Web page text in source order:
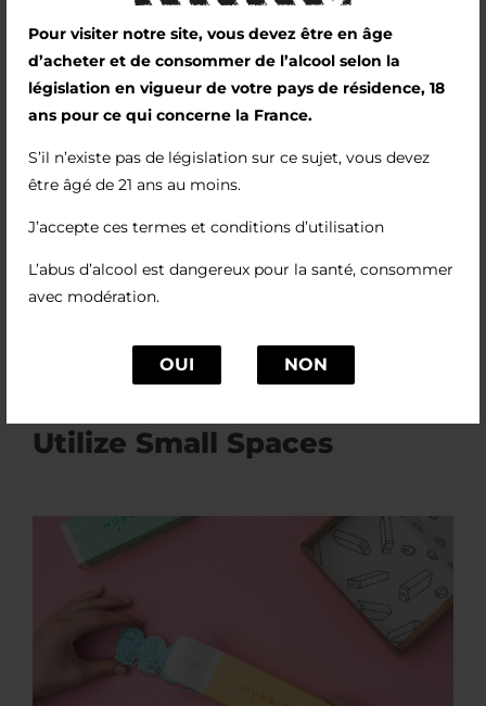
Pour visiter notre site, vous devez être en âge
d’acheter et de consommer de l’alcool selon la
législation en vigueur de votre pays de résidence, 18
ans pour ce qui concerne la France.
S’il n’existe pas de législation sur ce sujet, vous devez
être âgé de 21 ans au moins.
J’accepte ces termes et conditions d’utilisation
L’abus d’alcool est dangereux pour la santé, consommer
avec modération.
OUI NON
Recommended for you
Utilize Small Spaces